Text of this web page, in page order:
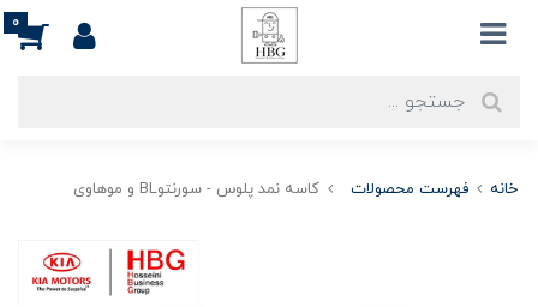
0
خانه فهرست محصولات کاسه نمد پلوس - سورنتوBL و موهاوی